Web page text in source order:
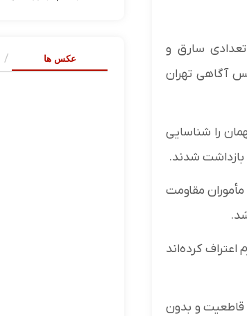
سارق و
آگاهی تهران
را شناسایی
شدند.
مقاومت
کرده‌اند
قاطعیت و بدون
عکس ها